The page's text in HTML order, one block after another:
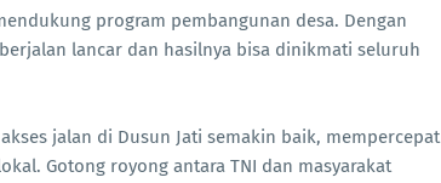
program pembangunan desa. Dengan
lancar dan hasilnya bisa dinikmati seluruh
jalan di Dusun Jati semakin baik, mempercepat
Gotong royong antara TNI dan masyarakat